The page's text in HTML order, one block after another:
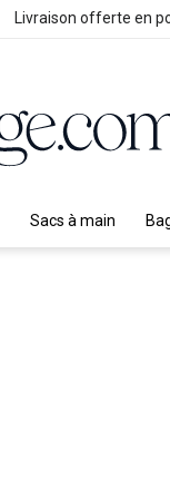
Livraison offerte en
Sacs à main